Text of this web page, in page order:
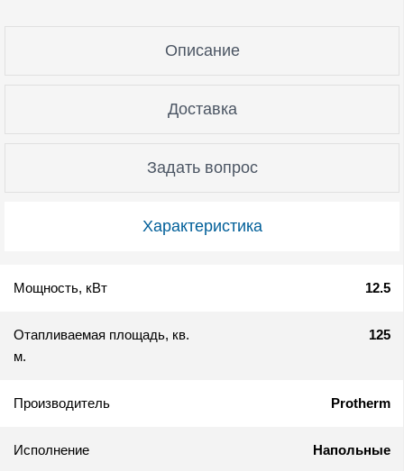
Характеристика
Описание
Доставка
Задать вопрос
Мощность, кВт 12.5
Отапливаемая площадь, кв.
м.
125
Производитель Protherm
Исполнение Напольные